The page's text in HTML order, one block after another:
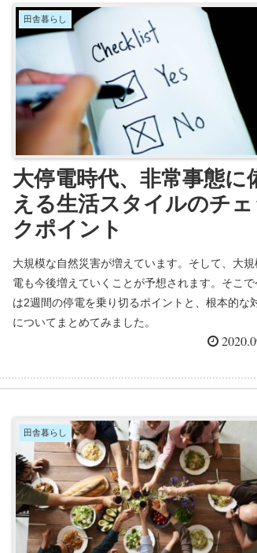
田舎暮らし
大停電時代、非常事態に
える生活スタイルのチェ
クポイント
大規模な自然災害が増えています。そして、大規
電も今後増えていくことが予想されます。そこで
は2週間の停電を乗り切るポイントと、根本的な
についてまとめてみました。
田舎暮らし